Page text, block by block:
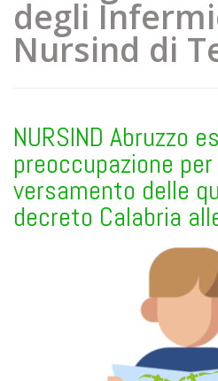
degli
Nursind di
NURSIND Abruzzo
preoccupazione
versamento delle
decreto Calabria